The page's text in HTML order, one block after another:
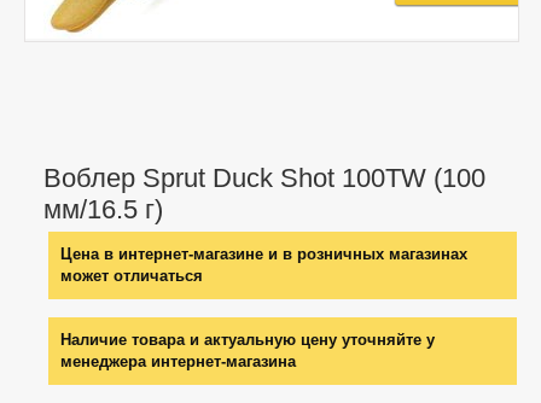
Воблер Sprut Duck Shot 100TW (100
мм/16.5 г)
Цена в интернет-магазине и в розничных магазинах
может отличаться
Наличие товара и актуальную цену уточняйте у
менеджера интернет-магазина